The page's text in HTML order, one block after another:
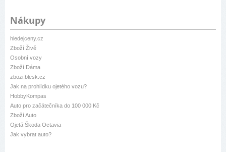
Nákupy
hledejceny.cz
Zboží Živě
Osobní vozy
Zboží Dáma
zbozi.blesk.cz
Jak na prohlídku ojetého vozu?
HobbyKompas
Auto pro začátečníka do 100 000 Kč
Zboží Auto
Ojetá Škoda Octavia
Jak vybrat auto?